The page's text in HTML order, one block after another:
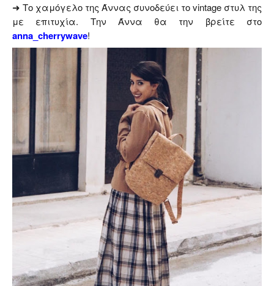
➜ Το χαμόγελο της Άννας συνοδεύει το vintage στυλ της
με επιτυχία. Την Άννα θα την βρείτε στο
anna_cherrywave!